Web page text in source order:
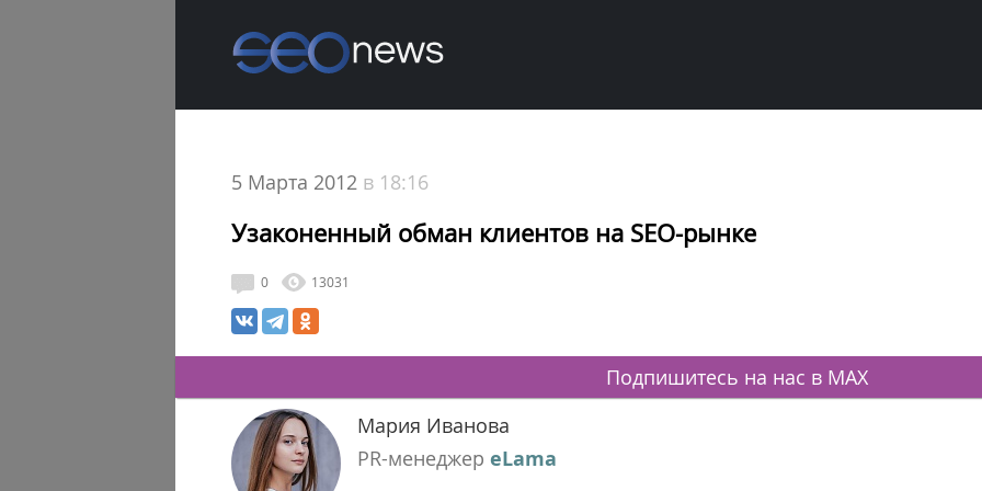
5 Марта 2012 в 18:16
Узаконенный обман клиентов на SEO-рынке
0 13031
Подпишитесь на нас в MAX
Мария Иванова
PR-менеджерeLama